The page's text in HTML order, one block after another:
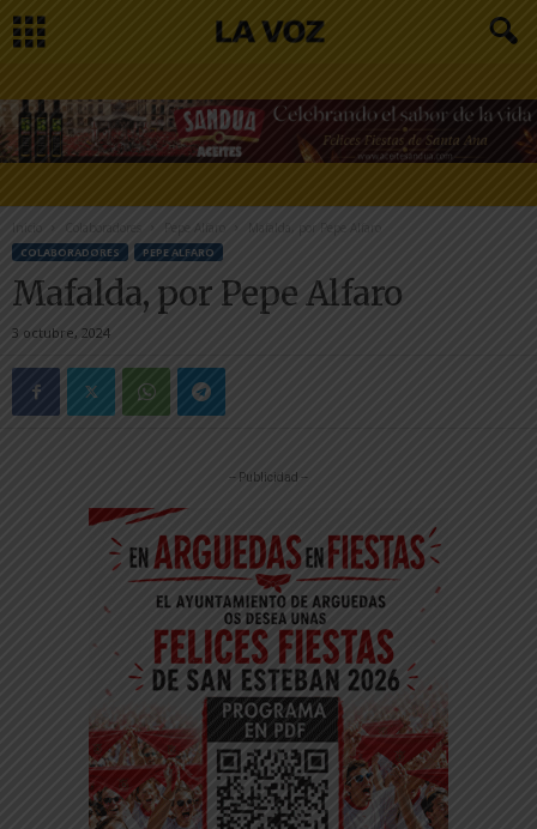
Inicio Colaboradores Pepe Alfaro Mafalda, por Pepe Alfaro
COLABORADORES PEPE ALFARO
Mafalda, por Pepe Alfaro
3 octubre, 2024
-- Publicidad --